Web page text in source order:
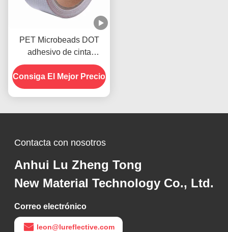
PET Microbeads DOT
adhesivo de cinta
reflectante para camiones
Consiga El Mejor Precio
Contacta con nosotros
Anhui Lu Zheng Tong
New Material Technology Co., Ltd.
Correo electrónico
leon@lureflective.com